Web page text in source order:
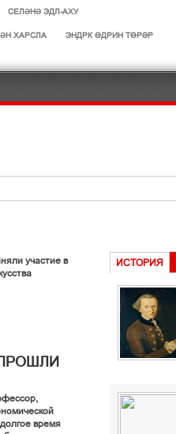
СЕЛӘНӘ ЭДЛ-АХУ
ХАРСЛА ЭНДРК ҐДРИН ТҐРІР
участие в
время
ИСТОРИЯ